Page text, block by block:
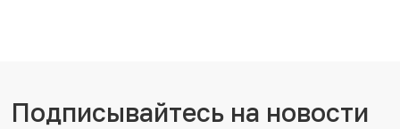
Подписывайтесь на новости